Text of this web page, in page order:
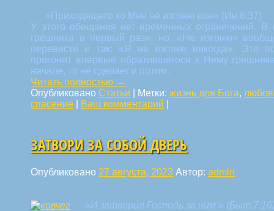
«Приходящего ко Мне не изгоню вон» (Ин.6:37)
У этого обещания нет временных ограничений.
грешника в первый раз», но: «Не изгоню»
перевести и так: «Я не изгоню никогда». Это
прогонит впервые обратившегося к Нему
начале, то не сделает и потом.
Читать полностью →
ОпубликованоСтатьи Метки:жизнь для Бога,
спасение
Ваш комментарий
ЗАТВОРИ ЗА СОБОЙ ДВЕРЬ
Опубликовано 27 августа, 2023 Автор:admin
«И затворил Господь за ним »